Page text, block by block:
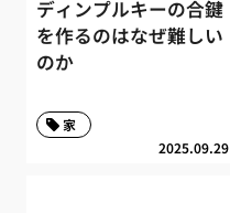
ディンプルキーの合鍵
を作るのはなぜ難しい
のか
2025.09.29
家